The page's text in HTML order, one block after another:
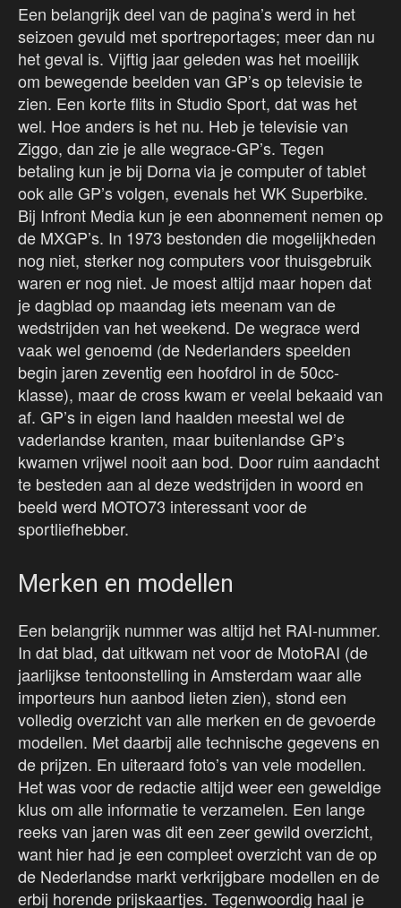
Een belangrijk deel van de pagina’s werd in het
seizoen gevuld met sportreportages; meer dan nu
het geval is. Vijftig jaar geleden was het moeilijk
om bewegende beelden van GP’s op televisie te
zien. Een korte flits in Studio Sport, dat was het
wel. Hoe anders is het nu. Heb je televisie van
Ziggo, dan zie je alle wegrace-GP’s. Tegen
betaling kun je bij Dorna via je computer of tablet
ook alle GP’s volgen, evenals het WK Superbike.
Bij Infront Media kun je een abonnement nemen op
de MXGP’s. In 1973 bestonden die mogelijkheden
nog niet, sterker nog computers voor thuisgebruik
waren er nog niet. Je moest altijd maar hopen dat
je dagblad op maandag iets meenam van de
wedstrijden van het weekend. De wegrace werd
vaak wel genoemd (de Nederlanders speelden
begin jaren zeventig een hoofdrol in de 50cc-
klasse), maar de cross kwam er veelal bekaaid van
af. GP’s in eigen land haalden meestal wel de
vaderlandse kranten, maar buitenlandse GP’s
kwamen vrijwel nooit aan bod. Door ruim aandacht
te besteden aan al deze wedstrijden in woord en
beeld werd MOTO73 interessant voor de
sportliefhebber.
Merken en modellen
Een belangrijk nummer was altijd het RAI-nummer.
In dat blad, dat uitkwam net voor de MotoRAI (de
jaarlijkse tentoonstelling in Amsterdam waar alle
importeurs hun aanbod lieten zien), stond een
volledig overzicht van alle merken en de gevoerde
modellen. Met daarbij alle technische gegevens en
de prijzen. En uiteraard foto’s van vele modellen.
Het was voor de redactie altijd weer een geweldige
klus om alle informatie te verzamelen. Een lange
reeks van jaren was dit een zeer gewild overzicht,
want hier had je een compleet overzicht van de op
de Nederlandse markt verkrijgbare modellen en de
erbij horende prijskaartjes. Tegenwoordig haal je